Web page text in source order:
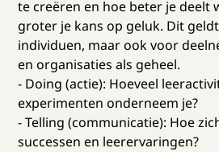
te creëren en hoe beter je deelt
groter je kans op geluk. Dit
individuen, maar ook voor
en organisaties als geheel.
- Doing (actie): Hoeveel
experimenten onderneem je?
- Telling (communicatie): Hoe
successen en leerervaringen?